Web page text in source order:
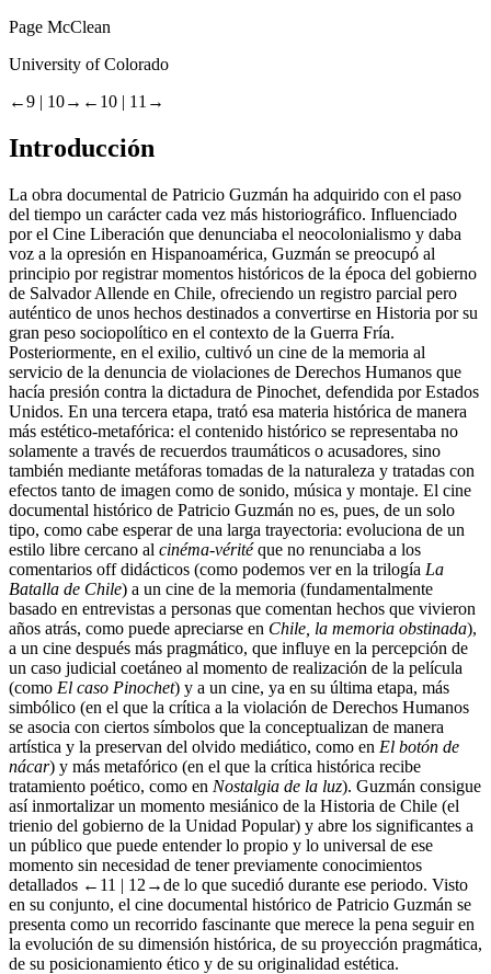
Page McClean
University of Colorado
←9 | 10→ ←10 | 11→
Introducción
La obra documental de Patricio Guzmán ha adquirido con el paso
del tiempo un carácter cada vez más historiográfico. Influenciado
por el Cine Liberación que denunciaba el neocolonialismo y daba
voz a la opresión en Hispanoamérica, Guzmán se preocupó al
principio por registrar momentos históricos de la época del gobierno
de Salvador Allende en Chile, ofreciendo un registro parcial pero
auténtico de unos hechos destinados a convertirse en Historia por su
gran peso sociopolítico en el contexto de la Guerra Fría.
Posteriormente, en el exilio, cultivó un cine de la memoria al
servicio de la denuncia de violaciones de Derechos Humanos que
hacía presión contra la dictadura de Pinochet, defendida por Estados
Unidos. En una tercera etapa, trató esa materia histórica de manera
más estético-metafórica: el contenido histórico se representaba no
solamente a través de recuerdos traumáticos o acusadores, sino
también mediante metáforas tomadas de la naturaleza y tratadas con
efectos tanto de imagen como de sonido, música y montaje. El cine
documental histórico de Patricio Guzmán no es, pues, de un solo
tipo, como cabe esperar de una larga trayectoria: evoluciona de un
estilo libre cercano al cinéma-véritéque no renunciaba a los
comentarios off didácticos (como podemos ver en la trilogía La
Batalla de Chile) a un cine de la memoria (fundamentalmente
basado en entrevistas a personas que comentan hechos que vivieron
años atrás, como puede apreciarse en Chile, la memoria obstinada),
a un cine después más pragmático, que influye en la percepción de
un caso judicial coetáneo al momento de realización de la película
(como El caso Pinochet) y a un cine, ya en su última etapa, más
simbólico (en el que la crítica a la violación de Derechos Humanos
se asocia con ciertos símbolos que la conceptualizan de manera
artística y la preservan del olvido mediático, como en El botón de
nácar) y más metafórico (en el que la crítica histórica recibe
tratamiento poético, como en Nostalgia de la luz). Guzmán consigue
así inmortalizar un momento mesiánico de la Historia de Chile (el
trienio del gobierno de la Unidad Popular) y abre los significantes a
un público que puede entender lo propio y lo universal de ese
momento sin necesidad de tener previamente conocimientos
detallados ←11 | 12→de lo que sucedió durante ese periodo. Visto
en su conjunto, el cine documental histórico de Patricio Guzmán se
presenta como un recorrido fascinante que merece la pena seguir en
la evolución de su dimensión histórica, de su proyección pragmática,
de su posicionamiento ético y de su originalidad estética.